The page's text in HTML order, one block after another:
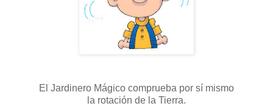
El Jardinero Mágico comprueba por sí mismo
la rotación de la Tierra.